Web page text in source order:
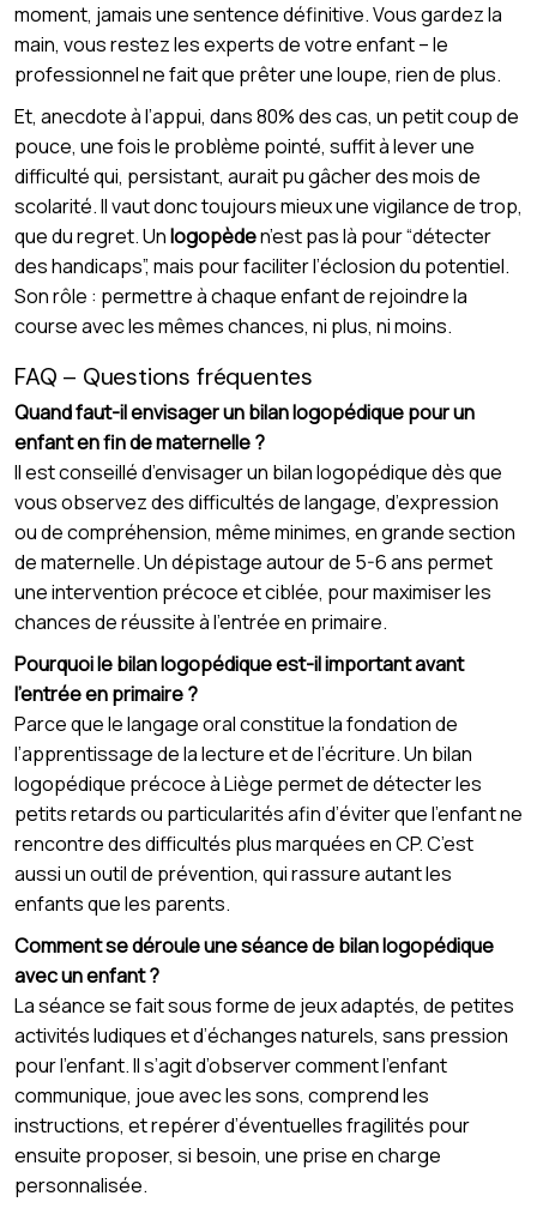
moment, jamais une sentence définitive. Vous gardez la
main, vous restez les experts de votre enfant – le
professionnel ne fait que prêter une loupe, rien de plus.
Et, anecdote à l’appui, dans 80% des cas, un petit coup de
pouce, une fois le problème pointé, suffit à lever une
difficulté qui, persistant, aurait pu gâcher des mois de
scolarité. Il vaut donc toujours mieux une vigilance de trop,
que du regret. Unlogopèden’est pas là pour “détecter
des handicaps”, mais pour faciliter l’éclosion du potentiel.
Son rôle : permettre à chaque enfant de rejoindre la
course avec les mêmes chances, ni plus, ni moins.
FAQ – Questions fréquentes
Quand faut-il envisager un bilan logopédique pour un
enfant en fin de maternelle ?
Il est conseillé d’envisager un bilan logopédique dès que
vous observez des difficultés de langage, d’expression
ou de compréhension, même minimes, en grande section
de maternelle. Un dépistage autour de 5-6 ans permet
une intervention précoce et ciblée, pour maximiser les
chances de réussite à l’entrée en primaire.
Pourquoi le bilan logopédique est-il important avant
l’entrée en primaire ?
Parce que le langage oral constitue la fondation de
l’apprentissage de la lecture et de l’écriture. Un bilan
logopédique précoce à Liège permet de détecter les
petits retards ou particularités afin d’éviter que l’enfant ne
rencontre des difficultés plus marquées en CP. C’est
aussi un outil de prévention, qui rassure autant les
enfants que les parents.
Comment se déroule une séance de bilan logopédique
avec un enfant ?
La séance se fait sous forme de jeux adaptés, de petites
activités ludiques et d’échanges naturels, sans pression
pour l’enfant. Il s’agit d’observer comment l’enfant
communique, joue avec les sons, comprend les
instructions, et repérer d’éventuelles fragilités pour
ensuite proposer, si besoin, une prise en charge
personnalisée.